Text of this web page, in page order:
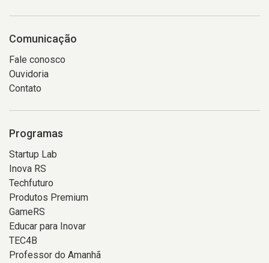
Comunicação
Fale conosco
Ouvidoria
Contato
Programas
Startup Lab
Inova RS
Techfuturo
Produtos Premium
GameRS
Educar para Inovar
TEC4B
Professor do Amanhã